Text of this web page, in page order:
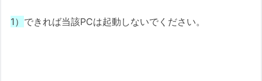
1） できれば当該PCは起動しないでください。